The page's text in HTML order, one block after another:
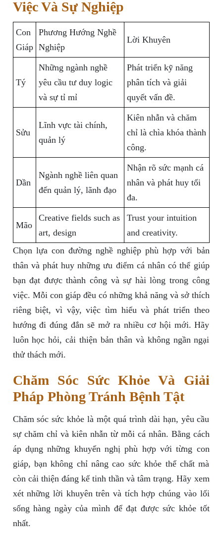
Việc Và Sự Nghiệp
Con
Giáp
Phương Hướng Nghề
Nghiệp
Lời Khuyên
Tý
Những ngành nghề
yêu cầu tư duy logic
và sự tỉ mỉ
Phát triển kỹ năng
phân tích và giải
quyết vấn đề.
Sửu
Lĩnh vực tài chính,
quản lý
Kiên nhẫn và chăm
chỉ là chìa khóa thành
công.
Dần
Ngành nghề liên quan
đến quản lý, lãnh đạo
Nhận rõ sức mạnh cá
nhân và phát huy tối
đa.
Mão
Creative fields such as
art, design
Trust your intuition
and creativity.
Chọn lựa con đường nghề nghiệp phù hợp với bản
thân và phát huy những ưu điểm cá nhân có thể giúp
bạn đạt được thành công và sự hài lòng trong công
việc. Mỗi con giáp đều có những khả năng và sở thích
riêng biệt, vì vậy, việc tìm hiểu và phát triển theo
hướng đi đúng đắn sẽ mở ra nhiều cơ hội mới. Hãy
luôn học hỏi, cải thiện bản thân và không ngần ngại
thử thách mới.
Chăm Sóc Sức Khỏe Và Giải
Pháp Phòng Tránh Bệnh Tật
Chăm sóc sức khỏe là một quá trình dài hạn, yêu cầu
sự chăm chỉ và kiên nhẫn từ mỗi cá nhân. Bằng cách
áp dụng những khuyến nghị phù hợp với từng con
giáp, bạn không chỉ nâng cao sức khỏe thể chất mà
còn cải thiện đáng kể tinh thần và tâm trạng. Hãy xem
xét những lời khuyên trên và tích hợp chúng vào lối
sống hàng ngày của mình để đạt được sức khỏe tốt
nhất.